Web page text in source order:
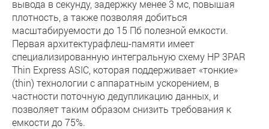
вывода в секунду, задержку менее 3 мс, повышая
плотность, а также позволяя добиться
масштабируемости до 15 Пб полезной емкости.
Первая архитектурафлеш-памяти имеет
специализированную интегральную схему HP 3PAR
Thin Express ASIC, которая поддерживает «тонкие»
(thin) технологии с аппаратным ускорением, в
частности поточную дедупликацию данных, и
позволяет таким образом снизить требования к
емкости до 75%.